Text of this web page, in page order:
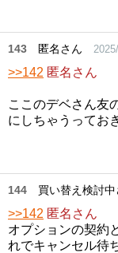
143 匿名さん
>>142 匿名さん
ここのデベさん友
にしちゃうってお
144 買い替え検討中
>>142 匿名さん
オプションの契約
れでキャンセル待